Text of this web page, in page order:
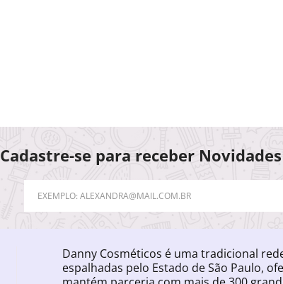
Cadastre-se para receber
Danny Cosméticos é uma tradicional
espalhadas pelo Estado de São Paulo,